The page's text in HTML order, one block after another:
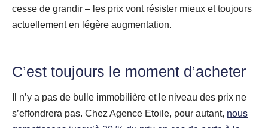
cesse de grandir – les prix vont résister mieux et toujours
actuellement en légère augmentation.
C’est toujours le moment d’acheter
Il n’y a pas de bulle immobilière et le niveau des prix ne
s’effondrera pas. Chez Agence Etoile, pour autant, nous